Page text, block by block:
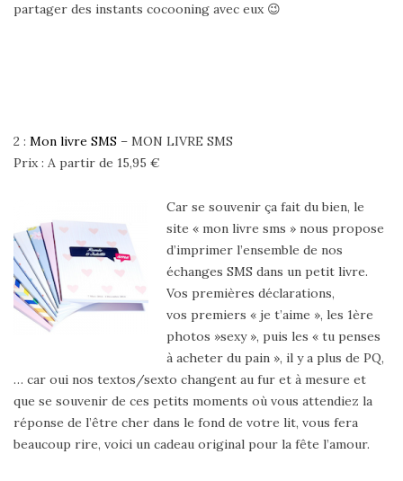
partager des instants cocooning avec eux 😉
2 : Mon livre SMS – MON LIVRE SMS
Prix : A partir de 15,95 €
Car se souvenir ça fait du bien, le
site « mon livre sms » nous propose
d’imprimer l’ensemble de nos
échanges SMS dans un petit livre.
Vos premières déclarations,
vos premiers « je t’aime », les 1ère
photos »sexy », puis les « tu penses
à acheter du pain », il y a plus de PQ,
… car oui nos textos/sexto changent au fur et à mesure et
que se souvenir de ces petits moments où vous attendiez la
réponse de l’être cher dans le fond de votre lit, vous fera
beaucoup rire, voici un cadeau original pour la fête l’amour.